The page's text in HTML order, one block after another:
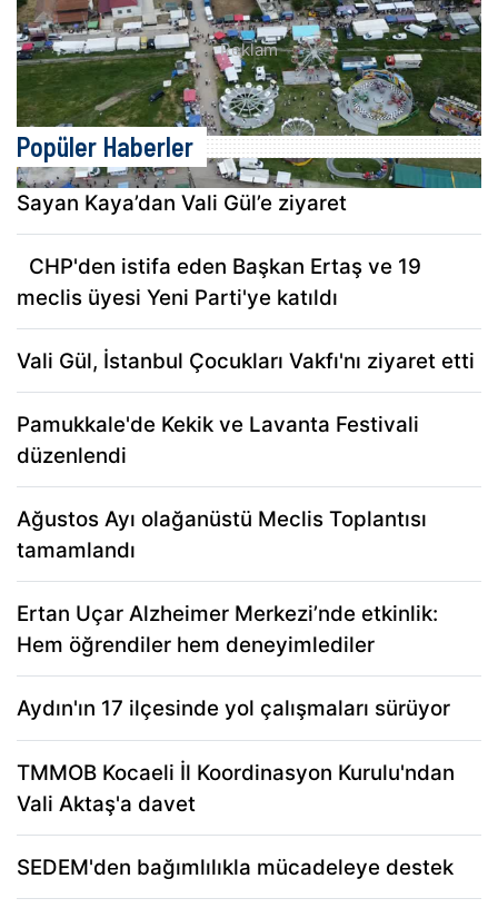
Popüler Haberler
Sayan Kaya’dan Vali Gül’e ziyaret
CHP'den istifa eden Başkan Ertaş ve 19
meclis üyesi Yeni Parti'ye katıldı
Vali Gül, İstanbul Çocukları Vakfı'nı ziyaret etti
Pamukkale'de Kekik ve Lavanta Festivali
düzenlendi
Ağustos Ayı olağanüstü Meclis Toplantısı
tamamlandı
Ertan Uçar Alzheimer Merkezi’nde etkinlik:
Hem öğrendiler hem deneyimlediler
Aydın'ın 17 ilçesinde yol çalışmaları sürüyor
TMMOB Kocaeli İl Koordinasyon Kurulu'ndan
Vali Aktaş'a davet
SEDEM'den bağımlılıkla mücadeleye destek